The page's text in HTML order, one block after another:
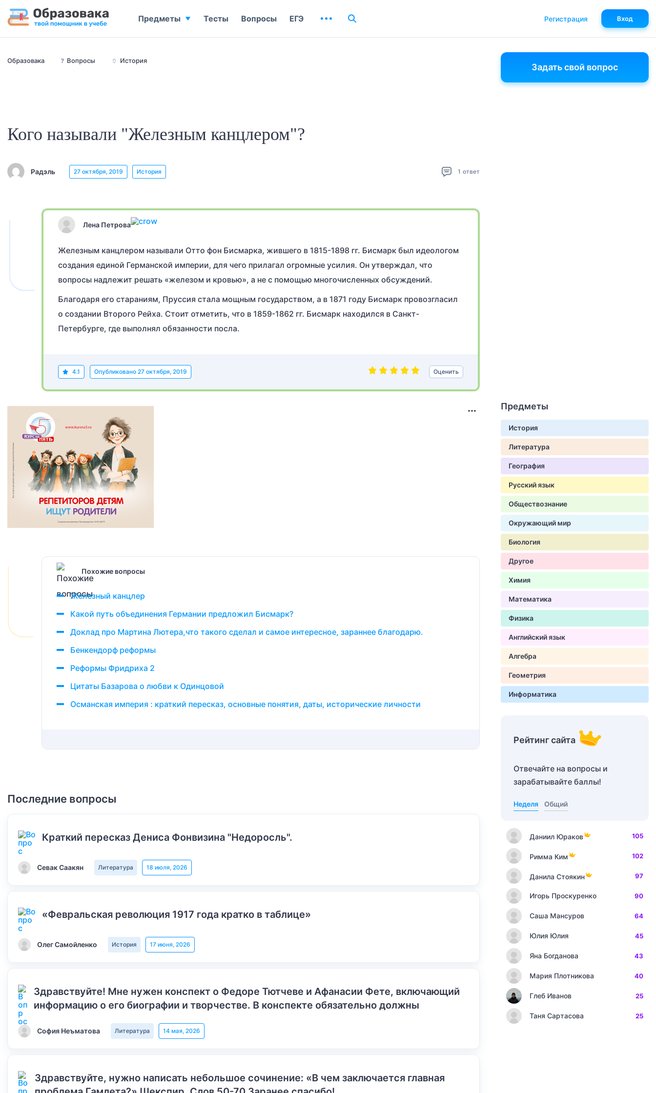
Образовака ❓ Вопросы 🏺 История
Кого называли "Железным канцлером"?
Радэль 27 октября, 2019 История 1 ответ
Лена Петрова
Железным канцлером называли Отто фон Бисмарка, жившего в 1815-1898 гг. Бисмарк был идеологом
создания единой Германской империи, для чего прилагал огромные усилия. Он утверждал, что
вопросы надлежит решать «железом и кровью», а не с помощью многочисленных обсуждений.
Благодаря его стараниям, Пруссия стала мощным государством, а в 1871 году Бисмарк провозгласил
о создании Второго Рейха. Стоит отметить, что в 1859-1862 гг. Бисмарк находился в Санкт-
Петербурге, где выполнял обязанности посла.
4.1 Опубликовано 27 октября, 2019 Оценить
Похожие вопросы
Железный канцлер
Какой путь объединения Германии предложил Бисмарк?
Доклад про Мартина Лютера,что такого сделал и самое интересное, зараннее благодарю.
Бенкендорф реформы
Реформы Фридриха 2
Цитаты Базарова о любви к Одинцовой
Османская империя : краткий пересказ, основные понятия, даты, исторические личности
Последние вопросы
Краткий пересказ Дениса Фонвизина "Недоросль".
Севак Саакян Литература 18 июля, 2026
«Февральская революция 1917 года кратко в таблице»
Олег Самойленко История 17 июня, 2026
Здравствуйте! Мне нужен конспект о Федоре Тютчеве и Афанасии Фете, включающий
информацию о его биографии и творчестве. В конспекте обязательно должны
София Неъматова Литература 14 мая, 2026
Здравствуйте, нужно написать небольшое сочинение: «В чем заключается главная
Задать свой вопрос
Предметы
История
Литература
География
Русский язык
Обществознание
Окружающий мир
Биология
Другое
Химия
Математика
Физика
Английский язык
Алгебра
Геометрия
Информатика
Рейтинг сайта
Отвечайте на вопросы и
зарабатывайте баллы!
Неделя Общий
Даниил Юраков 105
Римма Ким 102
Данила Стоякин 97
Игорь Проскуренко 90
Саша Мансуров 64
Юлия Юлия 45
Яна Богданова 43
Мария Плотникова 40
Глеб Иванов 25
Таня Сартасова 25
Предметы Тесты Вопросы ЕГЭ Регистрация Вход